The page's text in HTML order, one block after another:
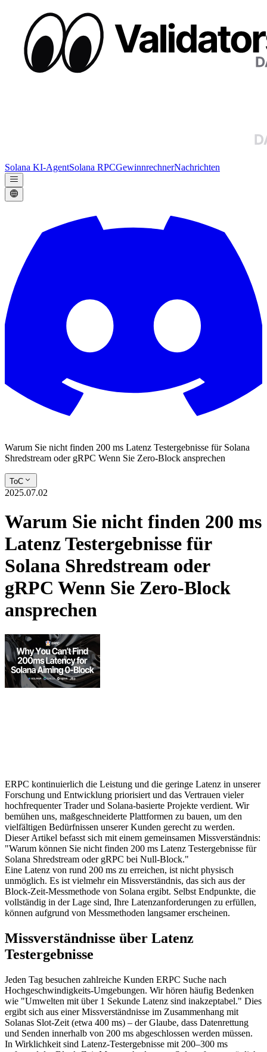
Solana KI-AgentSolana RPCGewinnrechnerNachrichten
Warum Sie nicht finden 200 ms Latenz Testergebnisse für Solana
Shredstream oder gRPC Wenn Sie Zero-Block ansprechen
ToC
2025.07.02
Warum Sie nicht finden 200 ms
Latenz Testergebnisse für
Solana Shredstream oder
gRPC Wenn Sie Zero-Block
ansprechen
ERPC kontinuierlich die Leistung und die geringe Latenz in unserer
Forschung und Entwicklung priorisiert und das Vertrauen vieler
hochfrequenter Trader und Solana-basierte Projekte verdient. Wir
bemühen uns, maßgeschneiderte Plattformen zu bauen, um den
vielfältigen Bedürfnissen unserer Kunden gerecht zu werden.
Dieser Artikel befasst sich mit einem gemeinsamen Missverständnis:
"Warum können Sie nicht finden 200 ms Latenz Testergebnisse für
Solana Shredstream oder gRPC bei Null-Block."
Eine Latenz von rund 200 ms zu erreichen, ist nicht physisch
unmöglich. Es ist vielmehr ein Missverständnis, das sich aus der
Block-Zeit-Messmethode von Solana ergibt. Selbst Endpunkte, die
vollständig in der Lage sind, Ihre Latenzanforderungen zu erfüllen,
können aufgrund von Messmethoden langsamer erscheinen.
Missverständnisse über Latenz
Testergebnisse
Jeden Tag besuchen zahlreiche Kunden ERPC Suche nach
Hochgeschwindigkeits-Umgebungen. Wir hören häufig Bedenken
wie "Umwelten mit über 1 Sekunde Latenz sind inakzeptabel." Dies
ergibt sich aus einer Missverständnisse im Zusammenhang mit
Solanas Slot-Zeit (etwa 400 ms) – der Glaube, dass Datenrettung
und Senden innerhalb von 200 ms abgeschlossen werden müssen.
In Wirklichkeit sind Latenz-Testergebnisse mit 200–300 ms